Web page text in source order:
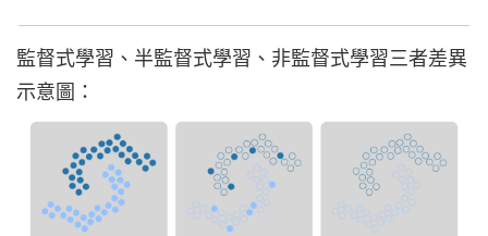
監督式學習、半監督式學習、非監督式學習三者差異
示意圖：